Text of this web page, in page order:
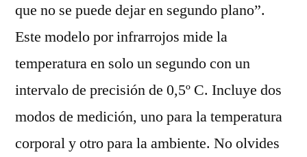
que no se puede dejar en segundo plano”.
Este modelo por infrarrojos mide la
temperatura en solo un segundo con un
intervalo de precisión de 0,5º C. Incluye dos
modos de medición, uno para la temperatura
corporal y otro para la ambiente. No olvides